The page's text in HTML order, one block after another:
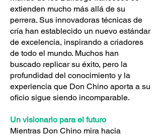
extienden mucho más allá de su
perrera. Sus innovadoras técnicas de
cría han establecido un nuevo estándar
de excelencia, inspirando a criadores
de todo el mundo. Muchos han
buscado replicar su éxito, pero la
profundidad del conocimiento y la
experiencia que Don Chino aporta a su
oficio sigue siendo incomparable.
Un visionario para el futuro
Mientras Don Chino mira hacia